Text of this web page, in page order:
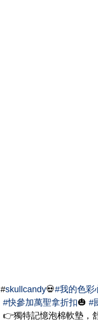
#skullcandy💀#我的色彩
#快參加萬聖拿折扣🎃 #
👉獨特記憶泡棉軟墊，